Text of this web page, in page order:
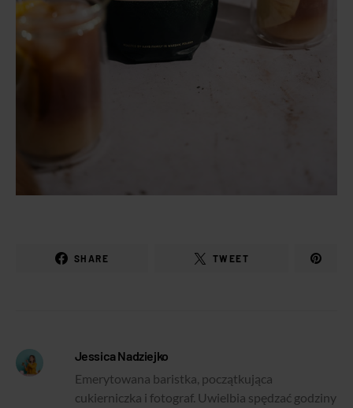
SHARE TWEET
Jessica Nadziejko
Emerytowana baristka, początkująca
cukierniczka i fotograf. Uwielbia spędzać godziny